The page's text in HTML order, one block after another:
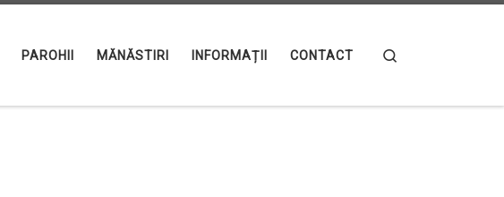
PAROHII MĂNĂSTIRI INFORMAȚII CONTACT